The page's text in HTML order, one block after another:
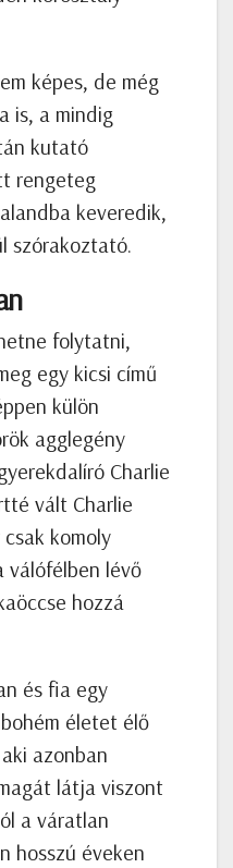
képes, de még
is, a mindig
kutató
rengeteg
keveredik,
szórakoztató.
folytatni,
egy kicsi című
külön
agglegény
Charlie
vált Charlie
komoly
válófélben lévő
hozzá
és fia egy
életet élő
azonban
látja viszont
a váratlan
hosszú éveken